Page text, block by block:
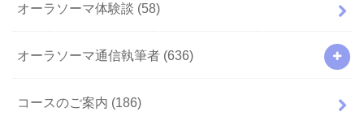
オーラソーマ体験談 (58)
オーラソーマ通信執筆者 (636)
コースのご案内 (186)